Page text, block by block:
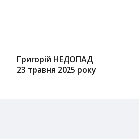
Григорій НЕДОПАД
23 травня 2025 року